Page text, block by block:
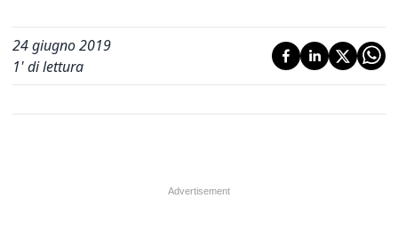
24 giugno 2019
1' di lettura